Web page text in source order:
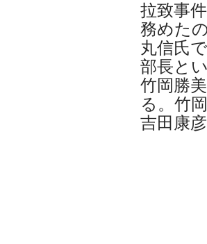
拉致事
務めた
丸信氏
部長と
竹岡勝
る。竹
吉田康